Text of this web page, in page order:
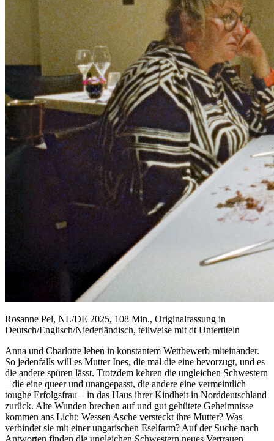
Rosanne Pel, NL/DE 2025, 108 Min., Originalfassung in
Deutsch/Englisch/Niederländisch, teilweise mit dt Untertiteln
Anna und Charlotte leben in konstantem Wettbewerb miteinander.
So jedenfalls will es Mutter Ines, die mal die eine bevorzugt, und es
die andere spüren lässt. Trotzdem kehren die ungleichen Schwestern
– die eine queer und unangepasst, die andere eine vermeintlich
toughe Erfolgsfrau – in das Haus ihrer Kindheit in Norddeutschland
zurück. Alte Wunden brechen auf und gut gehütete Geheimnisse
kommen ans Licht: Wessen Asche versteckt ihre Mutter? Was
verbindet sie mit einer ungarischen Eselfarm? Auf der Suche nach
Antworten finden die ungleichen Schwestern neues Vertrauen